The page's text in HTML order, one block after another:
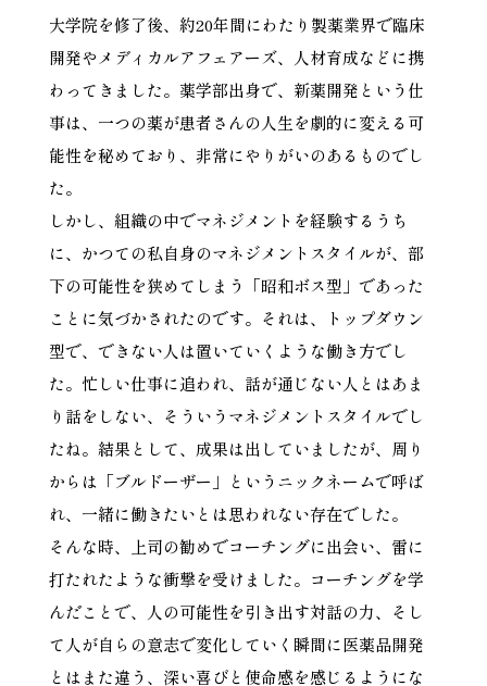
大学院を修了後、約20年間にわたり製薬業界で臨床
開発やメディカルアフェアーズ、人材育成などに携
わってきました。薬学部出身で、新薬開発という仕
事は、一つの薬が患者さんの人生を劇的に変える可
能性を秘めており、非常にやりがいのあるものでし
た。
しかし、組織の中でマネジメントを経験するうち
に、かつての私自身のマネジメントスタイルが、部
下の可能性を狭めてしまう「昭和ボス型」であった
ことに気づかされたのです。それは、トップダウン
型で、できない人は置いていくような働き方でし
た。忙しい仕事に追われ、話が通じない人とはあま
り話をしない、そういうマネジメントスタイルでし
たね。結果として、成果は出していましたが、周り
からは「ブルドーザー」というニックネームで呼ば
れ、一緒に働きたいとは思われない存在でした。
そんな時、上司の勧めでコーチングに出会い、雷に
打たれたような衝撃を受けました。コーチングを学
んだことで、人の可能性を引き出す対話の力、そし
て人が自らの意志で変化していく瞬間に医薬品開発
とはまた違う、深い喜びと使命感を感じるようにな